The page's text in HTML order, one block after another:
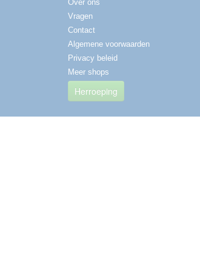
Over ons
Vragen
Contact
Algemene voorwaarden
Privacy beleid
Meer shops
Herroeping